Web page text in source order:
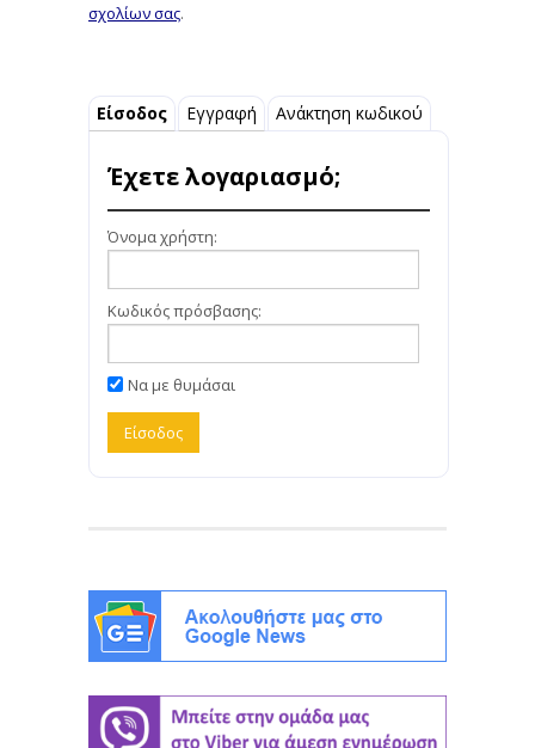
σχολίων σας.
Είσοδος Εγγραφή Ανάκτηση κωδικού
Έχετε λογαριασμό;
Όνομα χρήστη:
Κωδικός πρόσβασης:
Να με θυμάσαι